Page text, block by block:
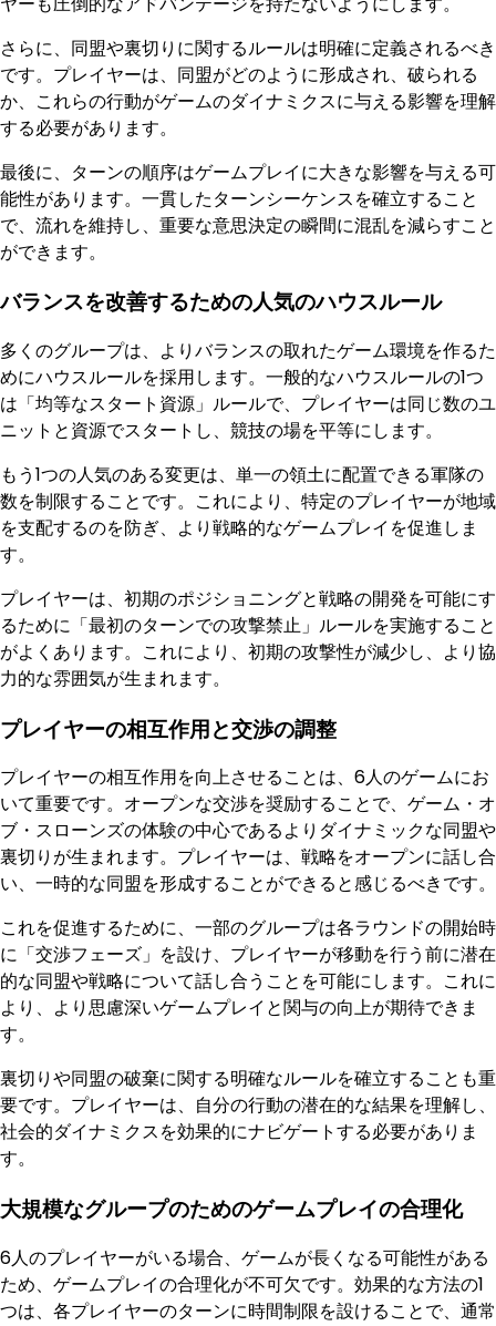
さらに、同盟や裏切りに関するルールは明確に定義されるべき
です。プレイヤーは、同盟がどのように形成され、破られる
か、これらの行動がゲームのダイナミクスに与える影響を理解
する必要があります。
最後に、ターンの順序はゲームプレイに大きな影響を与える可
能性があります。一貫したターンシーケンスを確立すること
で、流れを維持し、重要な意思決定の瞬間に混乱を減らすこと
ができます。
バランスを改善するための人気のハウスルール
多くのグループは、よりバランスの取れたゲーム環境を作るた
めにハウスルールを採用します。一般的なハウスルールの1つ
は「均等なスタート資源」ルールで、プレイヤーは同じ数のユ
ニットと資源でスタートし、競技の場を平等にします。
もう1つの人気のある変更は、単一の領土に配置できる軍隊の
数を制限することです。これにより、特定のプレイヤーが地域
を支配するのを防ぎ、より戦略的なゲームプレイを促進しま
す。
プレイヤーは、初期のポジショニングと戦略の開発を可能にす
るために「最初のターンでの攻撃禁止」ルールを実施すること
がよくあります。これにより、初期の攻撃性が減少し、より協
力的な雰囲気が生まれます。
プレイヤーの相互作用と交渉の調整
プレイヤーの相互作用を向上させることは、6人のゲームにお
いて重要です。オープンな交渉を奨励することで、ゲーム・オ
ブ・スローンズの体験の中心であるよりダイナミックな同盟や
裏切りが生まれます。プレイヤーは、戦略をオープンに話し合
い、一時的な同盟を形成することができると感じるべきです。
これを促進するために、一部のグループは各ラウンドの開始時
に「交渉フェーズ」を設け、プレイヤーが移動を行う前に潜在
的な同盟や戦略について話し合うことを可能にします。これに
より、より思慮深いゲームプレイと関与の向上が期待できま
す。
裏切りや同盟の破棄に関する明確なルールを確立することも重
要です。プレイヤーは、自分の行動の潜在的な結果を理解し、
社会的ダイナミクスを効果的にナビゲートする必要がありま
す。
大規模なグループのためのゲームプレイの合理化
6人のプレイヤーがいる場合、ゲームが長くなる可能性がある
ため、ゲームプレイの合理化が不可欠です。効果的な方法の1
つは、各プレイヤーのターンに時間制限を設けることで、通常